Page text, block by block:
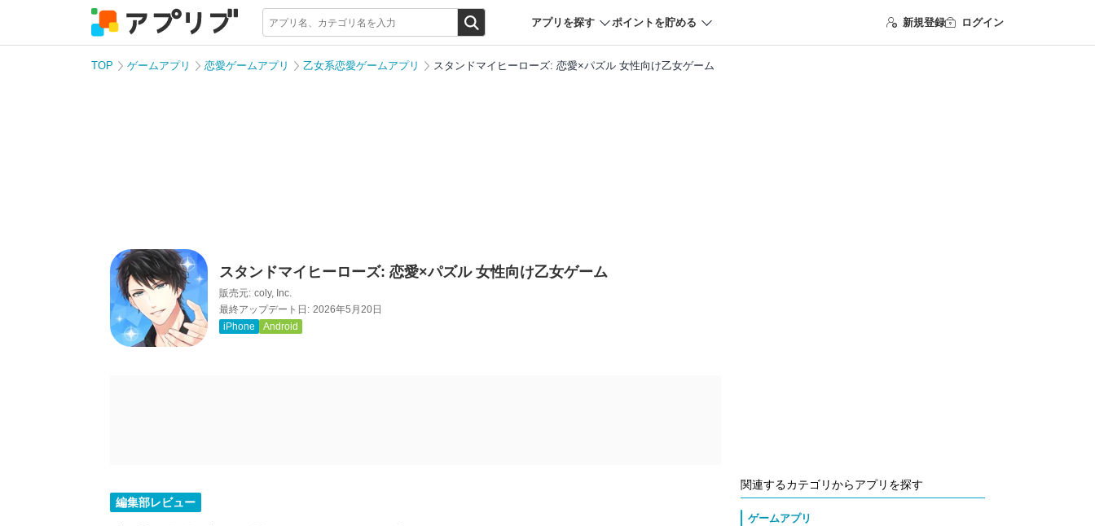
アプリを探す ポイントを貯める 新規登録 ログイン
TOP ゲームアプリ 恋愛ゲームアプリ 乙女系恋愛ゲームアプリ スタンドマイヒーローズ: 恋愛×パズル 女性向け乙女ゲーム
スタンドマイヒーローズ: 恋愛×パズル 女性向け乙女ゲーム
販売元: coly, Inc.
最終アップデート日: 2026年5月20日
iPhone
Android
編集部レビュー
関連するカテゴリからアプリを探す
ゲームアプリ